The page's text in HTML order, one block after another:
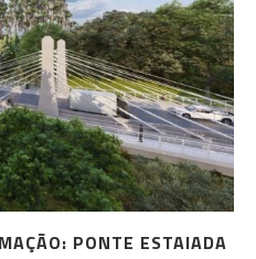
PONTE ESTAIADA